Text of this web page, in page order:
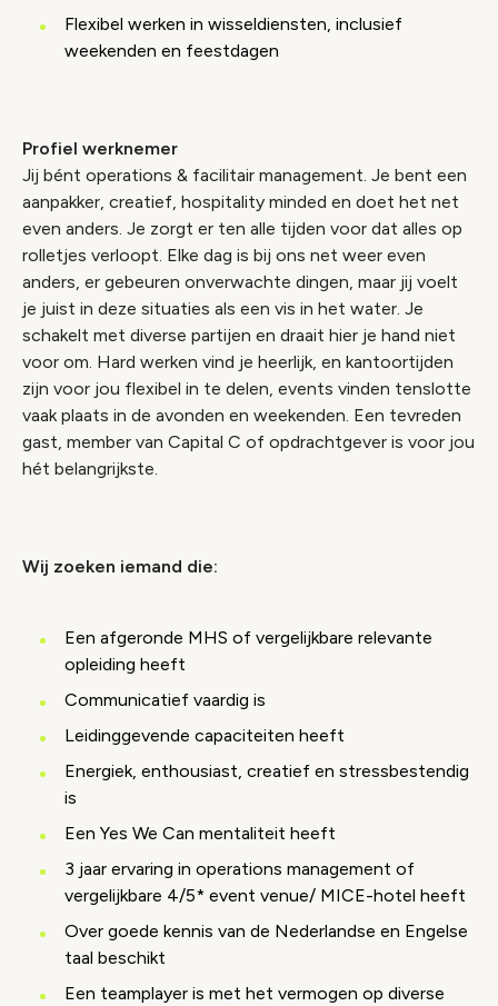
Flexibel werken in wisseldiensten, inclusief
weekenden en feestdagen
Profiel werknemer
Jij bént operations & facilitair management. Je bent een
aanpakker, creatief, hospitality minded en doet het net
even anders. Je zorgt er ten alle tijden voor dat alles op
rolletjes verloopt. Elke dag is bij ons net weer even
anders, er gebeuren onverwachte dingen, maar jij voelt
je juist in deze situaties als een vis in het water. Je
schakelt met diverse partijen en draait hier je hand niet
voor om. Hard werken vind je heerlijk, en kantoortijden
zijn voor jou flexibel in te delen, events vinden tenslotte
vaak plaats in de avonden en weekenden. Een tevreden
gast, member van Capital C of opdrachtgever is voor jou
hét belangrijkste.
Wij zoeken iemand die:
Een afgeronde MHS of vergelijkbare relevante
opleiding heeft
Communicatief vaardig is
Leidinggevende capaciteiten heeft
Energiek, enthousiast, creatief en stressbestendig
is
Een Yes We Can mentaliteit heeft
3 jaar ervaring in operations management of
vergelijkbare 4/5* event venue/ MICE-hotel heeft
Over goede kennis van de Nederlandse en Engelse
taal beschikt
Een teamplayer is met het vermogen op diverse